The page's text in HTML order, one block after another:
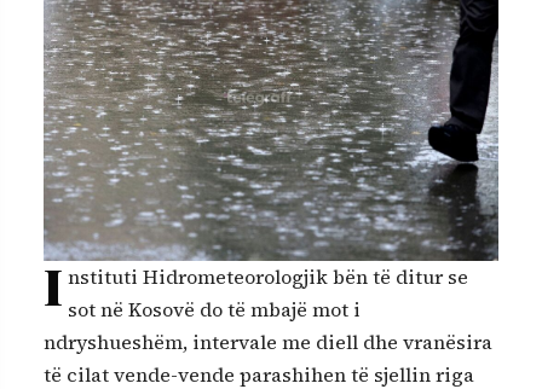
Instituti Hidrometeorologjik bën të ditur se
sot në Kosovë do të mbajë mot i
ndryshueshëm, intervale me diell dhe vranësira
të cilat vende-vende parashihen të sjellin riga